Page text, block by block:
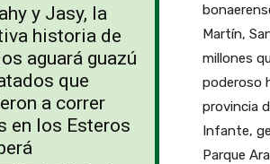
y Jasy, la
historia de
aguará guazú
que
a correr
en los Esteros
Martín,
millones
poderoso
provincia
Infante,
Parque